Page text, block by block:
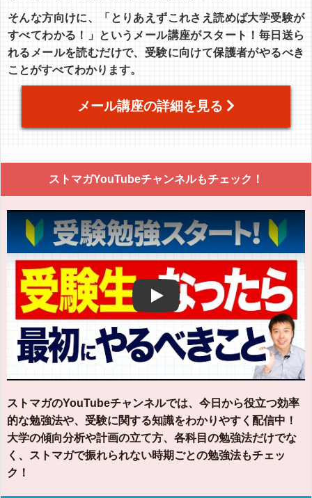
そんな方向けに、「とりあえずこれさえ読めば大学受験が
すべてわかる！」というメール講座がスタート！毎日送ら
れるメールを読むだけで、受験に向けて保護者がやるべき
ことがすべてわかります。
メール講座の詳細を見る
ストマガYouTubeチャンネルもチェック！
Play
ストマガのYouTubeチャンネルでは、今日から役立つ効率
的な勉強法や、受験に関する知識をわかりやすく配信中！
大学の傾向分析や計画の立て方、各科目の勉強法だけでな
く、ストマガで振れられない時期ごとの勉強法もチェッ
ク！